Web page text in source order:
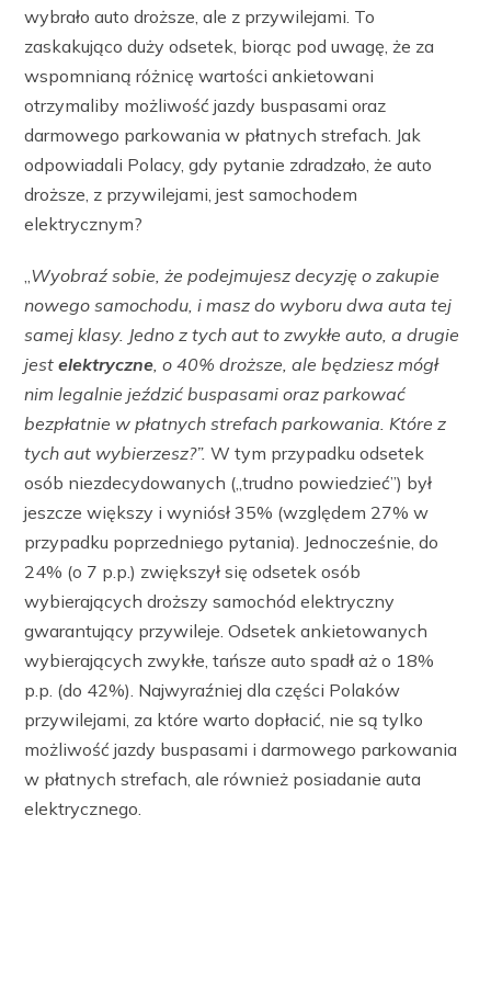
wybrało auto droższe, ale z przywilejami. To
zaskakująco duży odsetek, biorąc pod uwagę, że za
wspomnianą różnicę wartości ankietowani
otrzymaliby możliwość jazdy buspasami oraz
darmowego parkowania w płatnych strefach. Jak
odpowiadali Polacy, gdy pytanie zdradzało, że auto
droższe, z przywilejami, jest samochodem
elektrycznym?
„Wyobraź sobie, że podejmujesz decyzję o zakupie
nowego samochodu, i masz do wyboru dwa auta tej
samej klasy. Jedno z tych aut to zwykłe auto, a drugie
jestelektryczne, o 40% droższe, ale będziesz mógł
nim legalnie jeździć buspasami oraz parkować
bezpłatnie w płatnych strefach parkowania. Które z
tych aut wybierzesz?”.W tym przypadku odsetek
osób niezdecydowanych („trudno powiedzieć”) był
jeszcze większy i wyniósł 35% (względem 27% w
przypadku poprzedniego pytania). Jednocześnie, do
24% (o 7 p.p.) zwiększył się odsetek osób
wybierających droższy samochód elektryczny
gwarantujący przywileje. Odsetek ankietowanych
wybierających zwykłe, tańsze auto spadł aż o 18%
p.p. (do 42%). Najwyraźniej dla części Polaków
przywilejami, za które warto dopłacić, nie są tylko
możliwość jazdy buspasami i darmowego parkowania
w płatnych strefach, ale również posiadanie auta
elektrycznego.